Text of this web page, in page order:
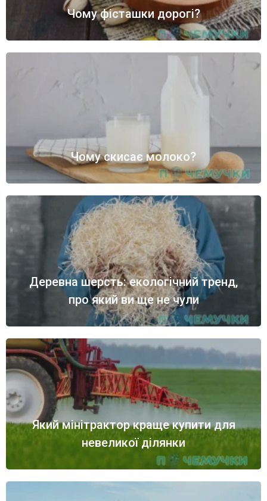
Чому фісташки дорогі?
Чому скисає молоко?
Деревна шерсть: екологічний тренд,
про який ви ще не чули
Який мінітрактор краще купити для
невеликої ділянки